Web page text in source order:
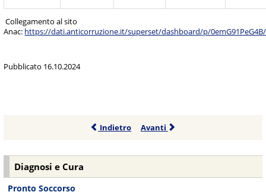
Collegamento al sito
Anac: https://dati.anticorruzione.it/superset/dashboard/p/0emG91PeG4B/
Pubblicato 16.10.2024
Indietro Avanti
Diagnosi e Cura
Pronto Soccorso